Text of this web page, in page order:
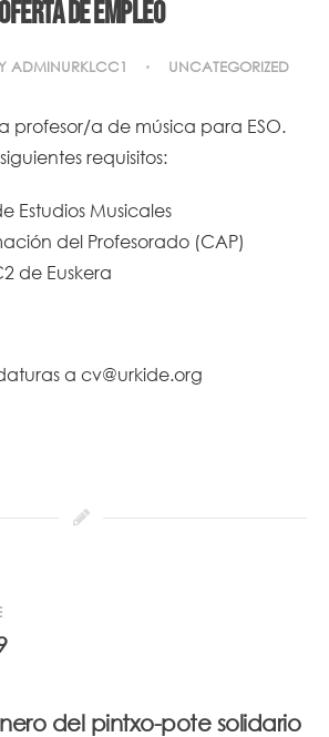
Oferta de empleo
ADMINURKLCC1 UNCATEGORIZED
profesor/a de música para ESO.
requisitos:
Estudios Musicales
del Profesorado (CAP)
de Euskera
a cv@urkide.org
del pintxo-pote solidario